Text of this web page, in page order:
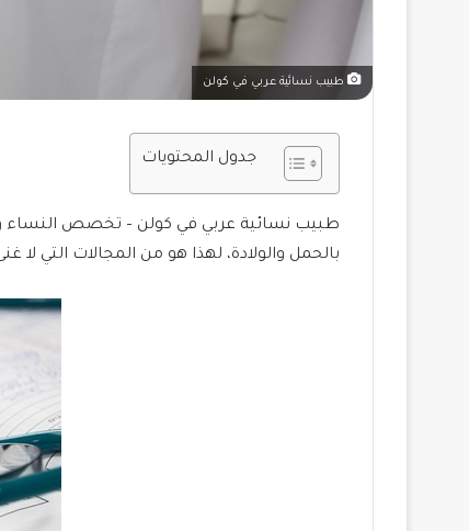
طبيب نسائية عربي في كولن
جدول المحتويات
طبيب نسائية عربي في كولن – تخصص النساء
بالحمل والولادة، لهذا هو من المجالات التي